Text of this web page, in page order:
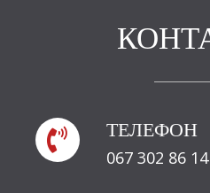
 ТЕЛЕФОН
067 302 86 14